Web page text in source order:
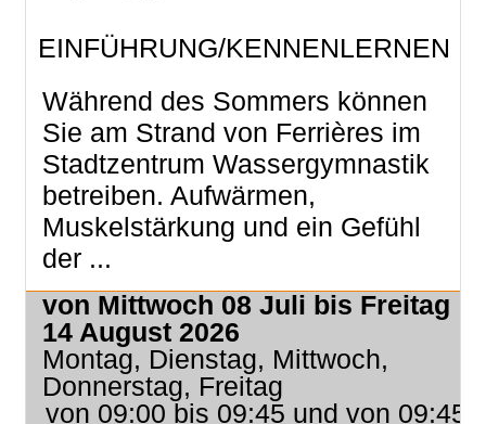
EINFÜHRUNG/KENNENLERNEN
Während des Sommers können
Sie am Strand von Ferrières im
Stadtzentrum Wassergymnastik
betreiben. Aufwärmen,
Muskelstärkung und ein Gefühl
der ...
von Mittwoch 08 Juli bis Freitag
14 August 2026
Montag, Dienstag, Mittwoch,
Donnerstag, Freitag
von 09:00 bis 09:45 und von 09:45